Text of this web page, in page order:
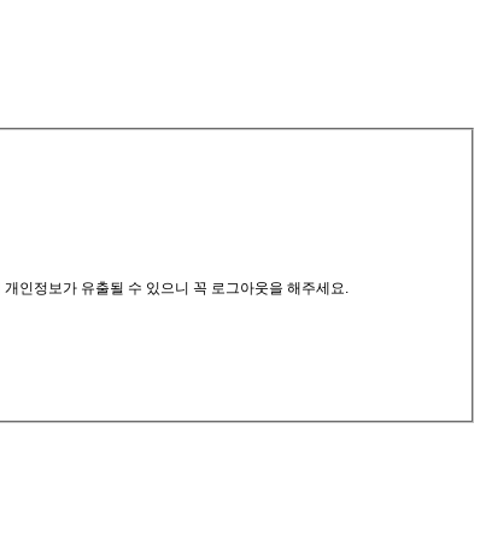
인정보가 유출될 수 있으니 꼭 로그아웃을 해주세요.